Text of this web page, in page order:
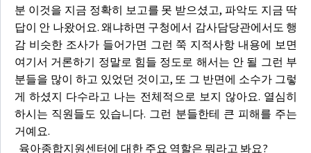
분 이것을 지금 정확히 보고를 못 받으셨고, 파악도 지금 딱
답이 안 나왔어요. 왜냐하면 구청에서 감사담당관에서도 행
감 비슷한 조사가 들어가면 그런 쭉 지적사항 내용에 보면
여기서 거론하기 정말로 힘들 정도로 해서는 안 될 그런 부
분들을 많이 하고 있었던 것이고, 또 그 반면에 소수가 그렇
게 하셨지 다수라고 나는 전체적으로 보지 않아요. 열심히
하시는 직원들도 있습니다. 그런 분들한테 큰 피해를 주는
거예요.
육아종합지원센터에 대한 주요 역할은 뭐라고 봐요?